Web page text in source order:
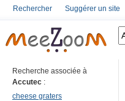
Rechercher Suggérer un site
Recherche associée à
Accutec :
cheese graters